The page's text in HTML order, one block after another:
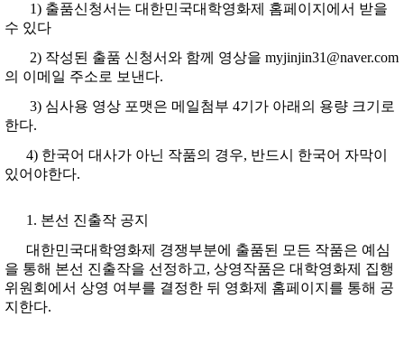
1) 출품신청서는 대한민국대학영화제 홈페이지에서 받을
수 있다
2) 작성된 출품 신청서와 함께 영상을 myjinjin31@naver.com
의 이메일 주소로 보낸다.
3) 심사용 영상 포맷은 메일첨부 4기가 아래의 용량 크기로
한다.
4) 한국어 대사가 아닌 작품의 경우, 반드시 한국어 자막이
있어야한다.
본선 진출작 공지
대한민국대학영화제 경쟁부분에 출품된 모든 작품은 예심
을 통해 본선 진출작을 선정하고, 상영작품은 대학영화제 집행
위원회에서 상영 여부를 결정한 뒤 영화제 홈페이지를 통해 공
지한다.